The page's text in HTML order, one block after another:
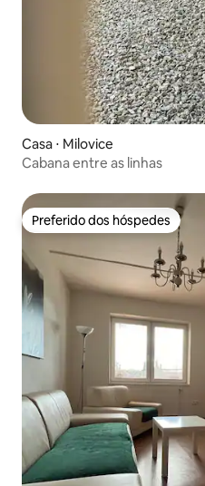
Casa ⋅ Milovice
Cabana entre as linhas
Preferido dos hóspedes
Preferido dos hóspedes